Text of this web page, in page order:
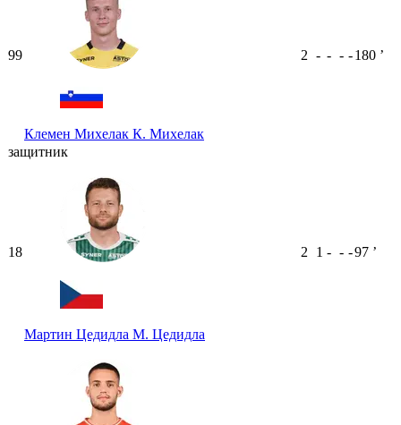
99
Клемен Михелак К. Михелак
2 - - - -180 ʼ
защитник
18
Мартин Цедидла М. Цедидла
2 1 - - -97 ʼ